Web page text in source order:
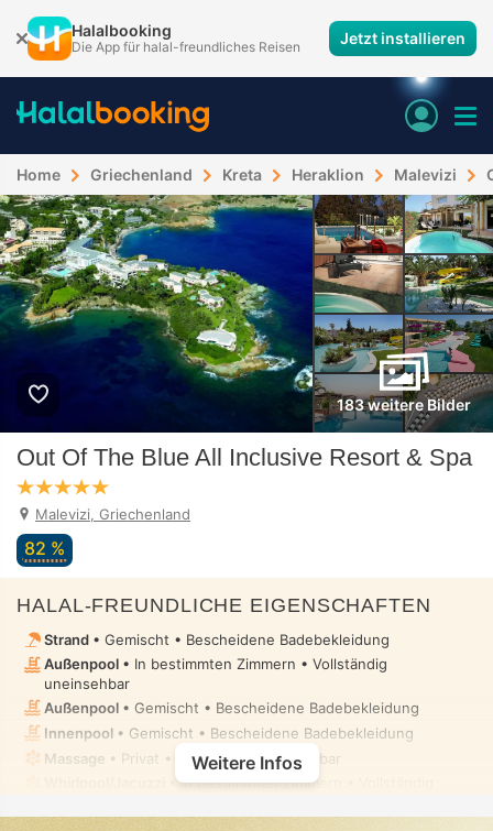
Halalbooking
Die App für halal-freundliches Reisen Jetzt installieren
Home Griechenland Kreta Heraklion Malevizi
183 weitere Bilder
Out Of The Blue All Inclusive Resort & Spa
Malevizi, Griechenland
82 %
HALAL-FREUNDLICHE EIGENSCHAFTEN
Strand • Gemischt • Bescheidene Badebekleidung
Außenpool • In bestimmten Zimmern • Vollständig
uneinsehbar
Außenpool • Gemischt • Bescheidene Badebekleidung
Innenpool • Gemischt • Bescheidene Badebekleidung
Massage • Privat • Vollständig uneinsehbar
• In bestimmten Zimmern • Vollständig
Weitere Infos